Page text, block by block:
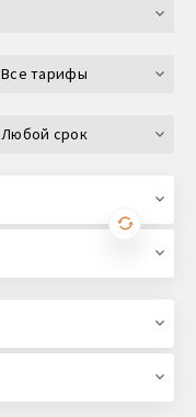
Все тарифы
Любой срок